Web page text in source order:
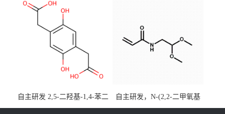
[3,2,1-de]蒽CAS号2648896-
装，实验室现货直发
自主研发 2,5-二羟基-1,4-苯二
乙酸CAS号5488-16-4；公斤
自主研发，N-(2,2-二甲氧基
乙基)丙烯酰胺CAS号49707-